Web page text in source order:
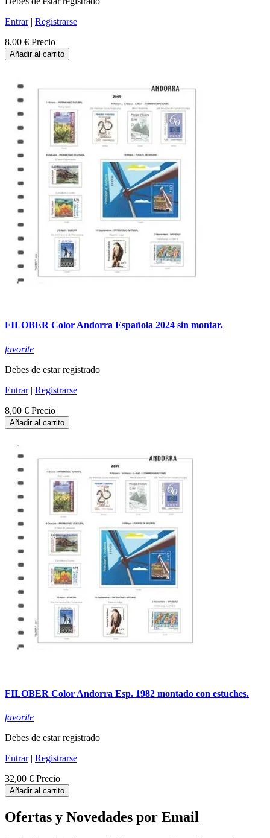
Entrar| Registrarse
8,00 € Precio
Añadir al carrito
FILOBER Color Andorra Española 2024 sin montar.
favorite
Debes de estar registrado
Entrar| Registrarse
8,00 € Precio
Añadir al carrito
FILOBER Color Andorra Esp. 1982 montado con estuches.
favorite
Debes de estar registrado
Entrar| Registrarse
32,00 € Precio
Añadir al carrito
Ofertas y Novedades por Email